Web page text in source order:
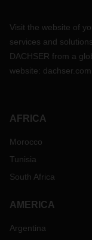
Visit the website of
services and
DACHSER from a
website: dachser.com
AFRICA
Morocco
Tunisia
South Africa
AMERICA
Argentina